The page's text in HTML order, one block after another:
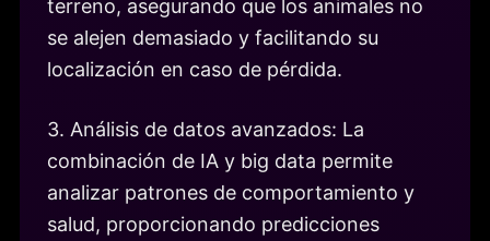
terreno, asegurando que los animales no
se alejen demasiado y facilitando su
localización en caso de pérdida.
3. Análisis de datos avanzados: La
combinación de IA y big data permite
analizar patrones de comportamiento y
salud, proporcionando predicciones